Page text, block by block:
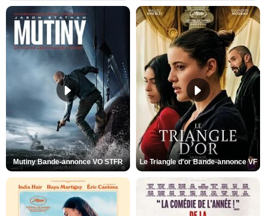
Mutiny Bande-annonce VO STFR Le Triangle d'or Bande-annonce VF